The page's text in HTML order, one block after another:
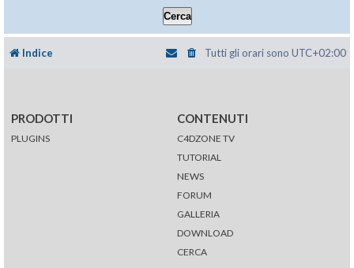
Indice Tutti gli orari sono UTC+02:00
PRODOTTI
PLUGINS
CONTENUTI
C4DZONE TV
TUTORIAL
NEWS
FORUM
GALLERIA
DOWNLOAD
CERCA